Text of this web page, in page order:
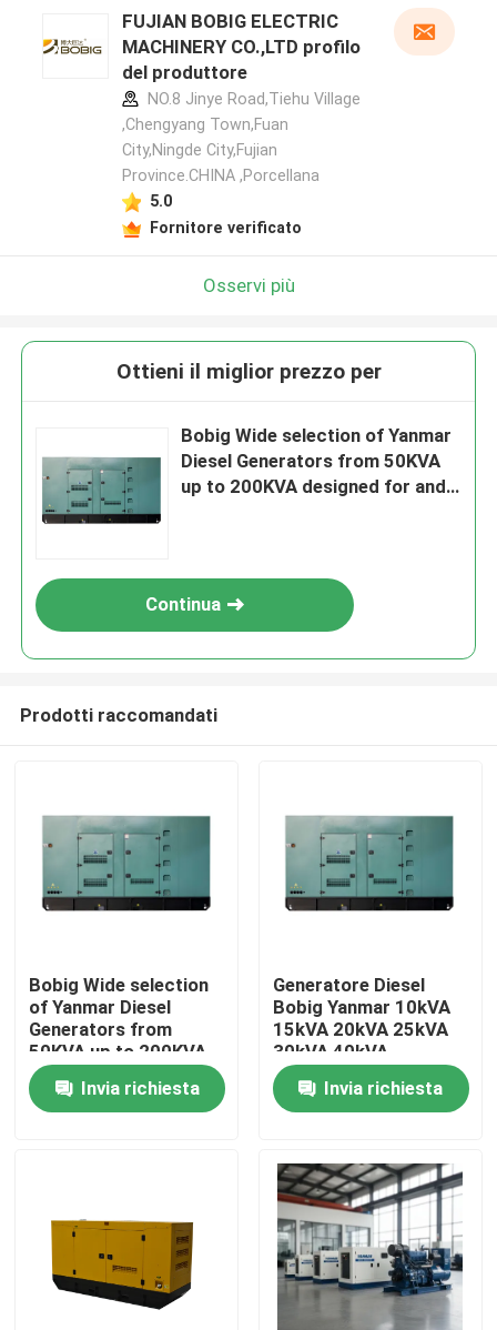
Prodotti
FUJIAN BOBIG ELECTRIC
MACHINERY CO.,LTD profilo
del produttore
NO.8 Jinye Road,Tiehu Village
,Chengyang Town,Fuan
City,Ningde City,Fujian
Province.CHINA ,Porcellana
5.0
Fornitore verificato
Osservi più
Ottieni il miglior prezzo per
Bobig Wide selection of Yanmar
Diesel Generators from 50KVA
up to 200KVA designed for and
Continua
Prodotti raccomandati
Bobig Wide selection
of Yanmar Diesel
Generators from
50KVA up to 200KVA
designed for and
power supply in
industrial settings
Invia richiesta
Generatore Diesel
Bobig Yanmar 10kVA
15kVA 20kVA 25kVA
30kVA 40kVA
Generatore Diesel Set
con motore Perkins
Invia richiesta